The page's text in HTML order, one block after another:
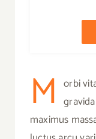
M orbi
maximus